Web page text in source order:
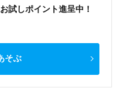
試しポイント進呈中！
そぶ